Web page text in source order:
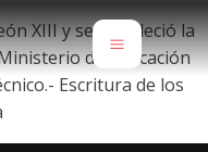
XIII y se fortaleció la
de Educación
Escritura de los